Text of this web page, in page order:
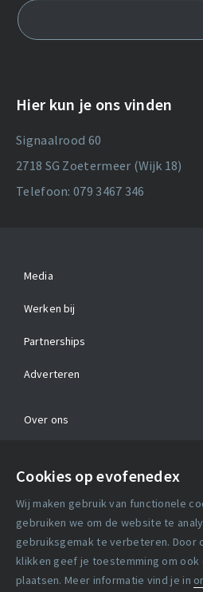
Cookies op evofenedex
Wij maken gebruik van functionele
gebruiken we om de website te
gebruiksgemak te verbeteren. Door
klikken geef je toestemming om
plaatsen. Meer informatie vind je in
Hier kun je ons vinden
Signaalrood 60
2718 SG Zoetermeer (Wijk 18)
Telefoon: 079 3467 346
Media
Werken bij
Partnerships
Adverteren
Over ons
Algemene voorwaarden
Cookie verklaring
Copyright statement